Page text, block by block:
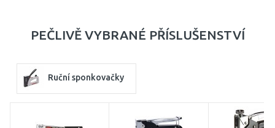
PEČLIVĚ VYBRANÉ PŘÍSLUŠENSTVÍ
Ruční sponkovačky